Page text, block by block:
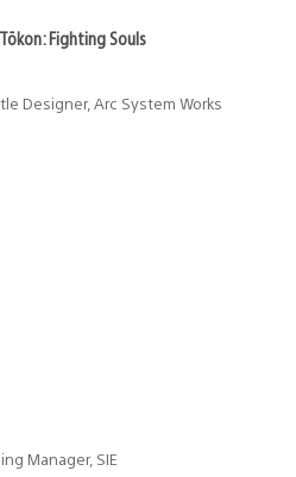
Fighting Souls
Designer, Arc System Works
Manager, SIE